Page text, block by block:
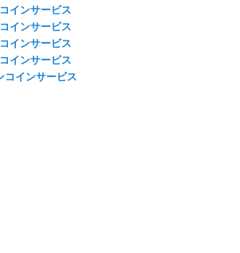
インサービス
インサービス
インサービス
インサービス
コインサービス